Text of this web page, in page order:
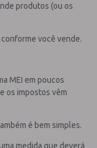
produtos (ou os
você vende.
MEI em poucos
os impostos vêm
é bem simples.
medida que deverá